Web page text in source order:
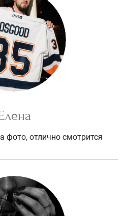
фото, отлично смотрится